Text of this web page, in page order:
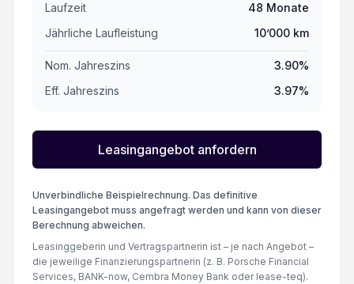
Sitzbezüge in Kunstleder
Airbag Fahrer und Beifahrerseite
Seitenairbag Fahrer und Beifahrerseite
Berganfahrhilfe
Toter-Winkel-Warnsystem/ Türöffnung
Laufzeit
48 Monate
Jährliche Laufleistung
10’000 km
Nom. Jahreszins 3.90%
Eff. Jahreszins
3.97%
Leasingangebot anfordern
Unverbindliche Beispielrechnung. Das definitive
Leasingangebot muss angefragt werden und kann von dieser
Berechnung abweichen.
Leasinggeberin und Vertragspartnerin ist – je nach Angebot –
die jeweilige Finanzierungspartnerin (z. B. Porsche Financial
Services, BANK-now, Cembra Money Bank oder lease-teq).